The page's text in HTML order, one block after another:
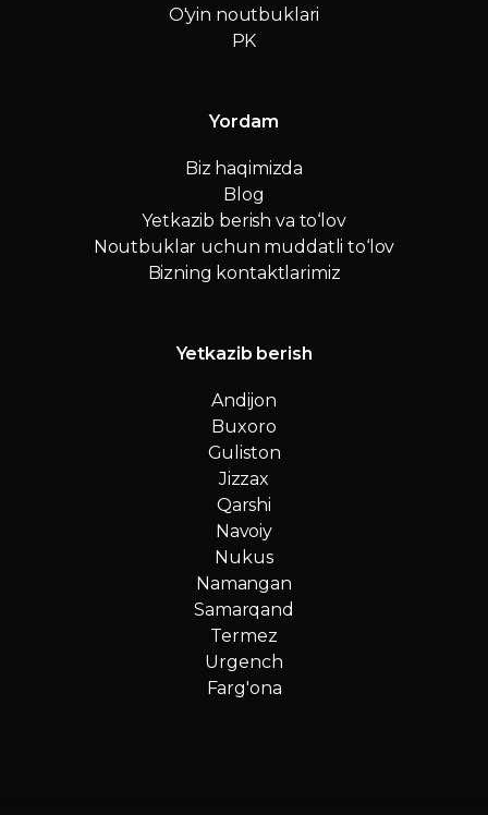
O'yin noutbuklari
PK
Yordam
Biz haqimizda
Blog
Yetkazib berish va to‘lov
Noutbuklar uchun muddatli to‘lov
Bizning kontaktlarimiz
Yetkazib berish
Andijon
Buxoro
Guliston
Jizzax
Qarshi
Navoiy
Nukus
Namangan
Samarqand
Termez
Urgench
Farg'ona